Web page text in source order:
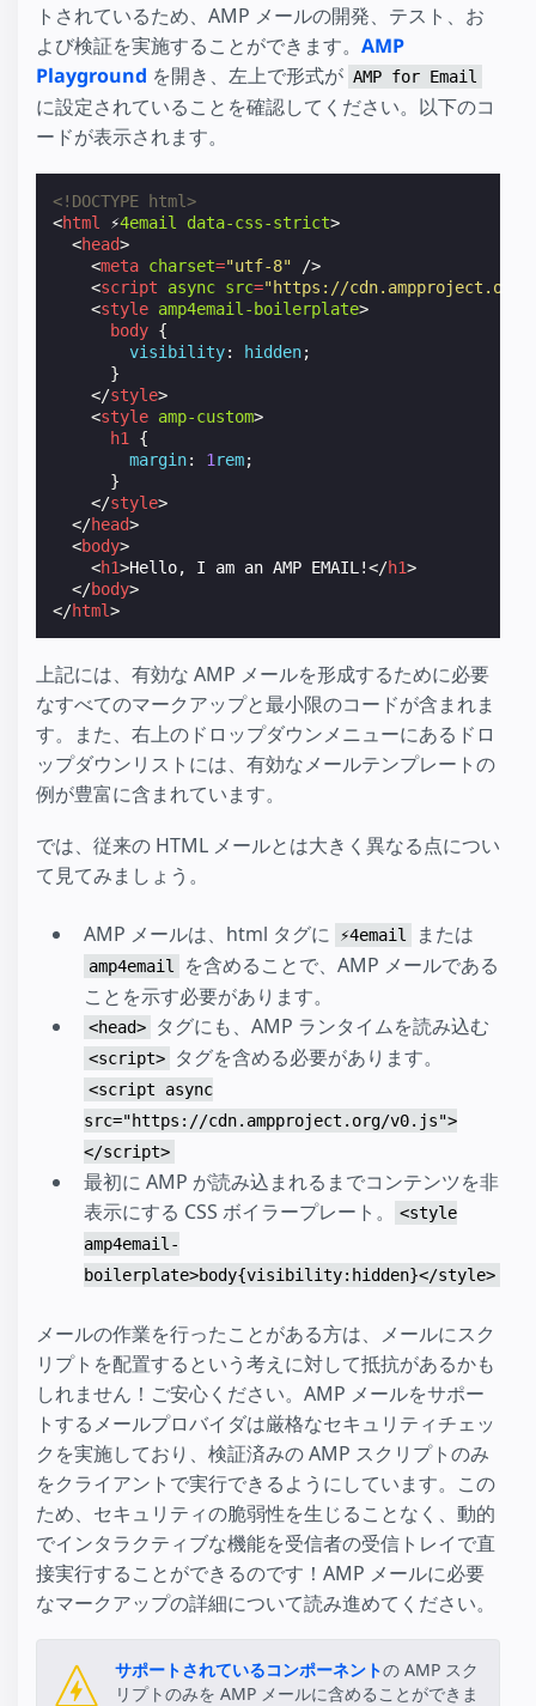
トされているため、AMP メールの開発、テスト、お
よび検証を実施することができます。 AMP
Playground を開き、左上で形式が AMP for Email
に設定されていることを確認してください。以下のコ
ードが表示されます。
<!DOCTYPE html>
<html ⚡4email data-css-strict>
<head>
<meta charset="utf-8"
/>
<script async src="https://
<style amp4email-boilerplate>
body {
visibility: hidden;
}
</style>
<style amp-custom>
h1
{
margin: 1 rem;
}
</style>
</head>
<body>
<h1>Hello, I am an AMP EMAIL!</h1>
</body>
</html>
上記には、有効な AMP メールを形成するために必要
なすべてのマークアップと最小限のコードが含まれま
す。また、右上のドロップダウンメニューにあるドロ
ップダウンリストには、有効なメールテンプレートの
例が豊富に含まれています。
では、従来の HTML メールとは大きく異なる点につい
て見てみましょう。
AMP メールは、html タグに ⚡4email または
amp4email
を含めることで、AMP メールである
ことを示す必要があります。
<head> タグにも、AMP ランタイムを読み込む
<script> タグを含める必要があります。
<script async
src="https://cdn.ampproject.org/v0.js">
</script>
最初に AMP が読み込まれるまでコンテンツを非
表示にする CSS ボイラープレート。
<style
amp4email-
boilerplate>body{visibility:hidden}</style>
メールの作業を行ったことがある方は、メールにスク
リプトを配置するという考えに対して抵抗があるかも
しれません！ご安心ください。AMP メールをサポー
トするメールプロバイダは厳格なセキュリティチェッ
クを実施しており、検証済みの AMP スクリプトのみ
をクライアントで実行できるようにしています。この
ため、セキュリティの脆弱性を生じることなく、動的
でインタラクティブな機能を受信者の受信トレイで直
接実行することができるのです！AMP メールに必要
なマークアップの詳細について読み進めてください。
サポートされているコンポーネントの AMP スク
リプトのみを AMP メールに含めることができま